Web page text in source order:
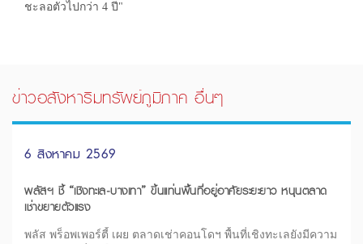
ชะลอตัวไปกว่า 4 ปี"
ข่าวอสังหาริมทรัพย์ภูมิภาค อื่นๆ
6 สิงหาคม 2569
พลัสฯ ชี้ “เชิงทะเล-บางเทา” ขึ้นแท่นพื้นที่อยู่อาศัยระยะยาว หนุนตลาด
เช่าขยายตัวแรง
พลัส พร็อพเพอร์ตี้ เผย ตลาดเช่าคอนโดฯ พื้นที่เชิงทะเลยังมีความ